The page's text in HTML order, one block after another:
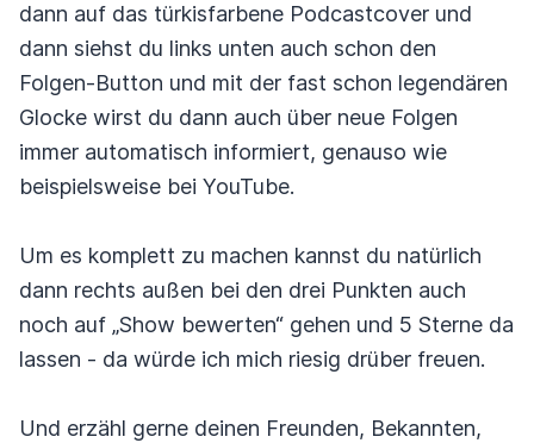
dann auf das türkisfarbene Podcastcover und
dann siehst du links unten auch schon den
Folgen-Button und mit der fast schon legendären
Glocke wirst du dann auch über neue Folgen
immer automatisch informiert, genauso wie
beispielsweise bei YouTube.
Um es komplett zu machen kannst du natürlich
dann rechts außen bei den drei Punkten auch
noch auf „Show bewerten“ gehen und 5 Sterne da
lassen - da würde ich mich riesig drüber freuen.
Und erzähl gerne deinen Freunden, Bekannten,